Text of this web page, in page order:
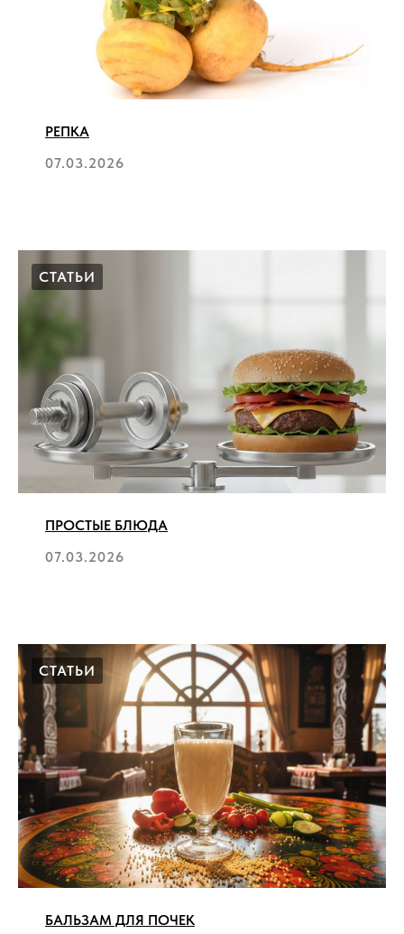
РЕПКА
07.03.2026
СТАТЬИ
ПРОСТЫЕ БЛЮДА
07.03.2026
СТАТЬИ
БАЛЬЗАМ ДЛЯ ПОЧЕК